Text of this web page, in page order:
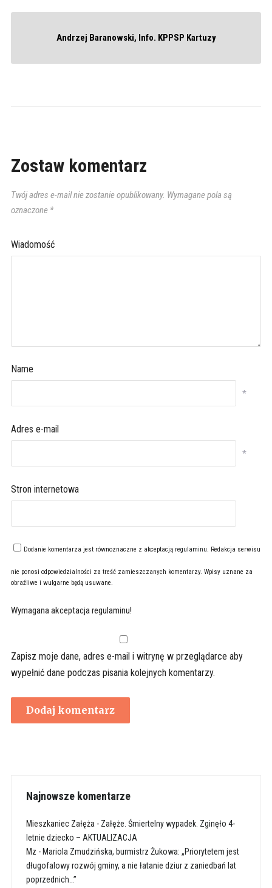
Andrzej Baranowski, Info. KPPSP Kartuzy
Zostaw komentarz
Twój adres e-mail nie zostanie opublikowany. Wymagane pola są
oznaczone *
Wiadomość
Name
*
Adres e-mail
*
Stron internetowa
Dodanie komentarza jest równoznaczne z akceptacją regulaminu. Redakcja serwisu
nie ponosi odpowiedzialności za treść zamieszczanych komentarzy. Wpisy uznane za
obraźliwe i wulgarne będą usuwane.
Wymagana akceptacja regulaminu!
Zapisz moje dane, adres e-mail i witrynę w przeglądarce aby
wypełnić dane podczas pisania kolejnych komentarzy.
Najnowsze komentarze
Mieszkaniec Załęża - Załęże. Śmiertelny wypadek. Zginęło 4-
letnie dziecko – AKTUALIZACJA
Mz - Mariola Zmudzińska, burmistrz Żukowa: „Priorytetem jest
długofalowy rozwój gminy, a nie łatanie dziur z zaniedbań lat
poprzednich…”